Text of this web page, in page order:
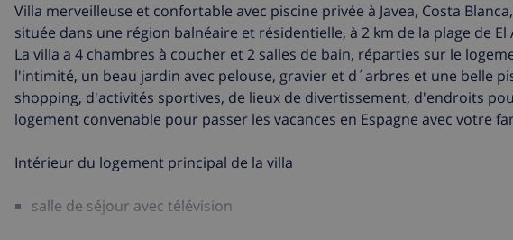
Villa merveilleuse et confortable avec piscine privée à Javea, Costa
située dans une région balnéaire et résidentielle, à 2 km de la plage de El
La villa a 4 chambres à coucher et 2 salles de bain, réparties sur le
l'intimité, un beau jardin avec pelouse, gravier et d´arbres et une belle
shopping, d'activités sportives, de lieux de divertissement, d'endroits
logement convenable pour passer les vacances en Espagne avec votre
Intérieur du logement principal de la villa
salle de séjour avec télévision